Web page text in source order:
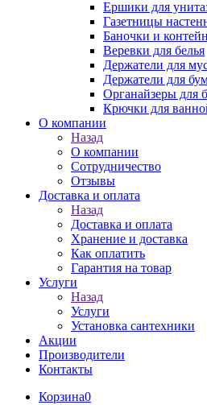
Ершики для
Газетницы
Баночки и
Веревки для белья
Держатели для
Держатели для
Органайзеры для
Крючки для
О компании
Назад
О компании
Сотрудничество
Отзывы
Доставка и оплата
Назад
Доставка и оплата
Хранение и доставка
Как оплатить
Гарантия на товар
Услуги
Назад
Услуги
Установка сантехники
Акции
Производители
Контакты
Корзина0